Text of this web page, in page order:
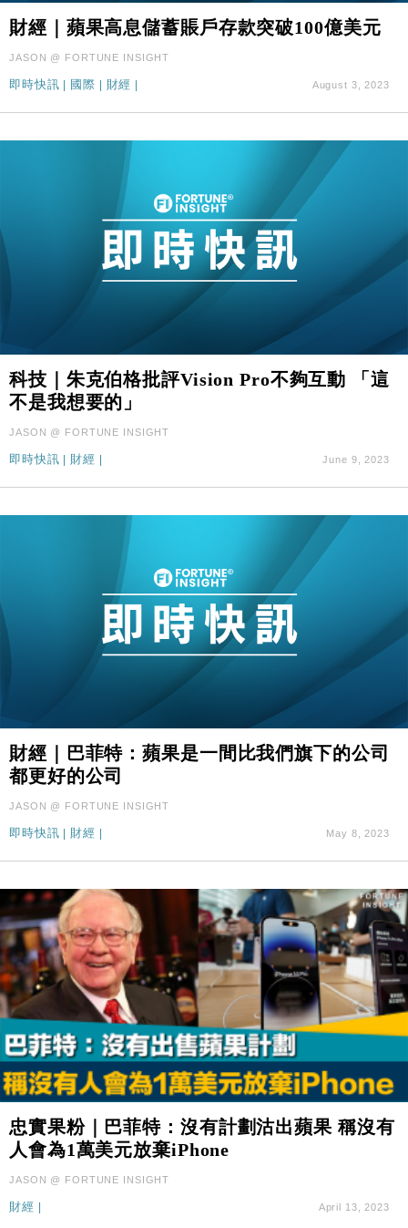
財經｜蘋果高息儲蓄賬戶存款突破100億美元
JASON @ FORTUNE INSIGHT
即時快訊 國際 財經 August 3, 2023
科技｜朱克伯格批評Vision Pro不夠互動 「這
不是我想要的」
JASON @ FORTUNE INSIGHT
即時快訊 | 財經 | June 9, 2023
財經｜巴菲特：蘋果是一間比我們旗下的公司
都更好的公司
JASON @ FORTUNE INSIGHT
即時快訊 | 財經 | May 8, 2023
忠實果粉｜巴菲特：沒有計劃沽出蘋果 稱沒有
人會為1萬美元放棄iPhone
JASON @ FORTUNE INSIGHT
財經 April 13, 2023